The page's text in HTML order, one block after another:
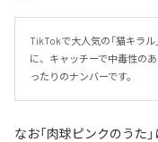
TikTokで大人気の「猫キラ
に、キャッチーで中毒性の
ったりのナンバーです。
なお「肉球ピンクのうた